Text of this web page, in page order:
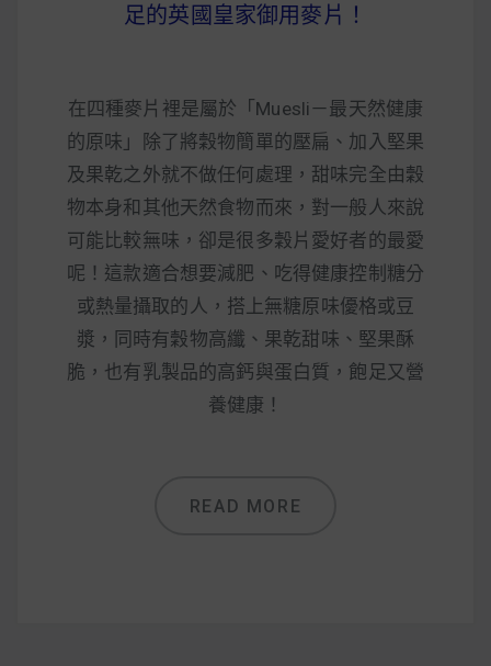
清楚！
啦！
減醣食材推薦
減醣料理食譜
蔬食純素營養
蔬食純素餐廳推薦
足的英國皇家御用麥片！
在四種麥片裡是屬於「Muesli－最天然健康
的原味」除了將穀物簡單的壓扁、加入堅果
及果乾之外就不做任何處理，甜味完全由穀
物本身和其他天然食物而來，對一般人來說
可能比較無味，卻是很多穀片愛好者的最愛
呢！這款適合想要減肥、吃得健康控制糖分
或熱量攝取的人，搭上無糖原味優格或豆
漿，同時有穀物高纖、果乾甜味、堅果酥
脆，也有乳製品的高鈣與蛋白質，飽足又營
養健康！
READ MORE